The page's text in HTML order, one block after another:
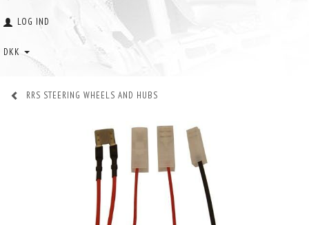
LOG IND
DKK
RRS STEERING WHEELS AND HUBS